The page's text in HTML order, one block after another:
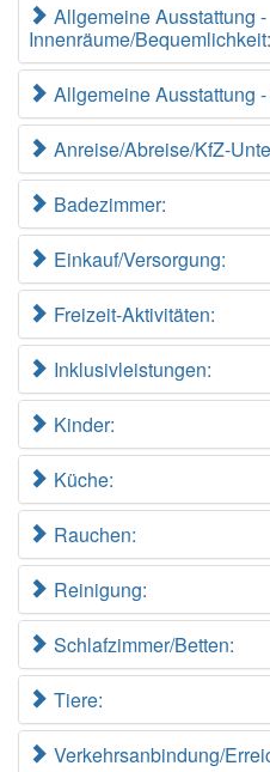
Allgemeine Ausstattung -
Innenräume/Bequemlichkeit:
Allgemeine Ausstattung
Anreise/Abreise/KfZ-
Badezimmer:
Einkauf/Versorgung:
Freizeit-Aktivitäten:
Inklusivleistungen:
Kinder:
Küche:
Rauchen:
Reinigung:
Schlafzimmer/Betten:
Tiere:
Verkehrsanbindung/